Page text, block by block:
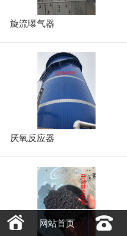
旋流曝气器
厌氧反应器
网站首页